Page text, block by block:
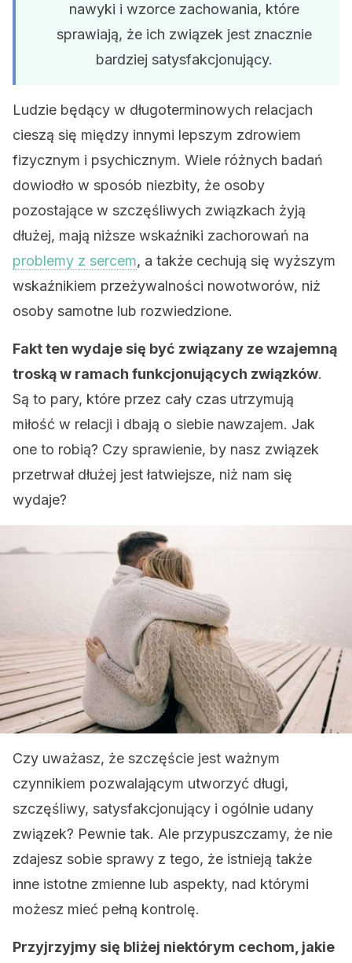
nawyki i wzorce zachowania, które
sprawiają, że ich związek jest znacznie
bardziej satysfakcjonujący.
Ludzie będący w długoterminowych relacjach
cieszą się między innymi lepszym zdrowiem
fizycznym i psychicznym. Wiele różnych badań
dowiodło w sposób niezbity, że osoby
pozostające w szczęśliwych związkach żyją
dłużej, mają niższe wskaźniki zachorowań na
problemy z sercem, a także cechują się wyższym
wskaźnikiem przeżywalności nowotworów, niż
osoby samotne lub rozwiedzione.
Fakt ten wydaje się być związany ze wzajemną
troską w ramach funkcjonujących związków.
Są to pary, które przez cały czas utrzymują
miłość w relacji i dbają o siebie nawzajem. Jak
one to robią? Czy sprawienie, by nasz związek
przetrwał dłużej jest łatwiejsze, niż nam się
wydaje?
Czy uważasz, że szczęście jest ważnym
czynnikiem pozwalającym utworzyć długi,
szczęśliwy, satysfakcjonujący i ogólnie udany
związek? Pewnie tak. Ale przypuszczamy, że nie
zdajesz sobie sprawy z tego, że istnieją także
inne istotne zmienne lub aspekty, nad którymi
możesz mieć pełną kontrolę.
Przyjrzyjmy się bliżej niektórym cechom, jakie